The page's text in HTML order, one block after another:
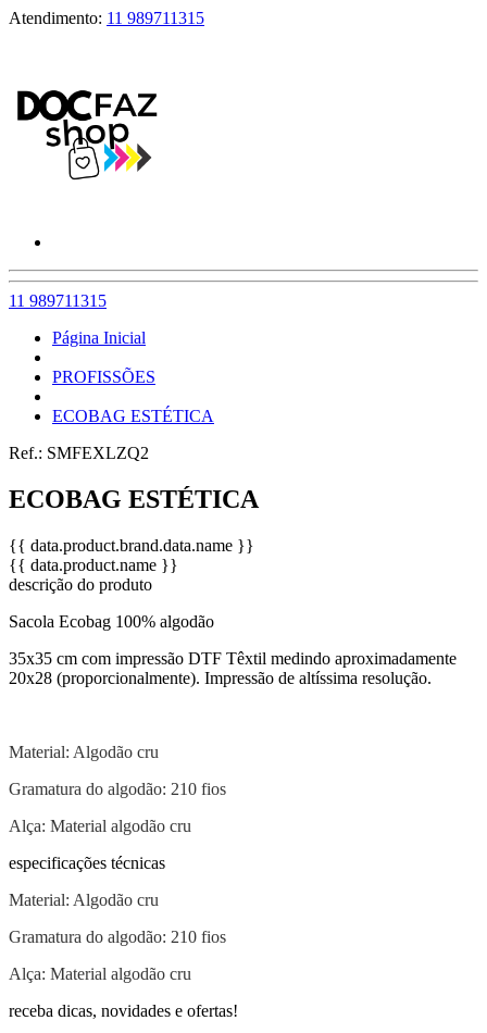
Atendimento: 11 989711315
11 989711315
Página Inicial
PROFISSÕES
ECOBAG ESTÉTICA
Ref.: SMFEXLZQ2
ECOBAG ESTÉTICA
{{ data.product.brand.data.name }}
{{ data.product.name }}
descrição do produto
Sacola Ecobag 100% algodão
35x35 cm com impressão DTF Têxtil medindo aproximadamente
20x28 (proporcionalmente). Impressão de altíssima resolução.
Material: Algodão cru
Gramatura do algodão: 210 fios
Alça: Material algodão cru
especificações técnicas
Material: Algodão cru
Gramatura do algodão: 210 fios
Alça: Material algodão cru
receba dicas, novidades e ofertas!